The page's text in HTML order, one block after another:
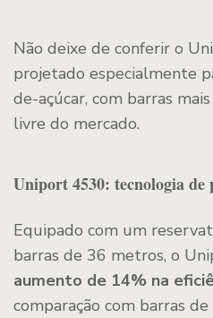
Não deixe de conferir o
projetado especialmente
de-açúcar, com barras
livre do mercado.
Uniport 4530: tecnologia de
Equipado com um
barras de 36 metros, o
aumento de 14% na
comparação com barras